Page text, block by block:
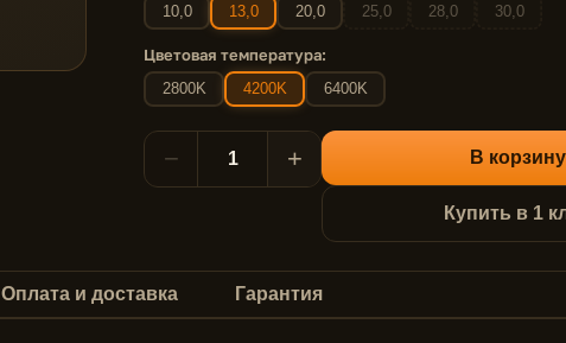
10,0 13,0 20,0 25,0 28,0 30,0
Цветовая температура:
2800K 4200K 6400K
− + В корзину
Купить в 1
Оплата и доставка Гарантия